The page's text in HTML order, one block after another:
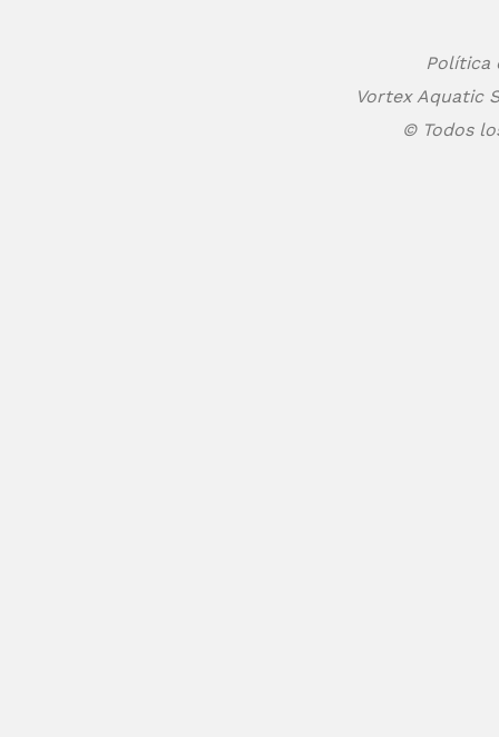
Política
Vortex Aquatic
© Todos